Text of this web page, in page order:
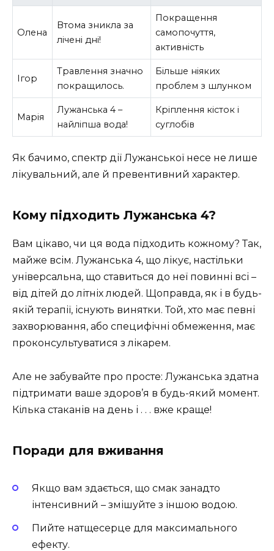
Олена
Втома зникла за
лічені дні!
Покращення
самопочуття,
активність
Ігор
Травлення значно
покращилось.
Більше ніяких
проблем з шлунком
Марія
Лужанська 4 –
найліпша вода!
Кріплення кісток і
суглобів
Як бачимо, спектр дії Лужанської несе не лише
лікувальний, але й превентивний характер.
Кому підходить Лужанська 4?
Вам цікаво, чи ця вода підходить кожному? Так,
майже всім. Лужанська 4, що лікує, настільки
універсальна, що ставиться до неї повинні всі –
від дітей до літніх людей. Щоправда, як і в будь-
якій терапії, існують винятки. Той, хто має певні
захворювання, або специфічні обмеження, має
проконсультуватися з лікарем.
Але не забувайте про просте: Лужанська здатна
підтримати ваше здоров’я в будь-який момент.
Кілька стаканів на день і . . . вже краще!
Поради для вживання
Якщо вам здається, що смак занадто
інтенсивний – змішуйте з іншою водою.
Пийте натщесерце для максимального
ефекту.